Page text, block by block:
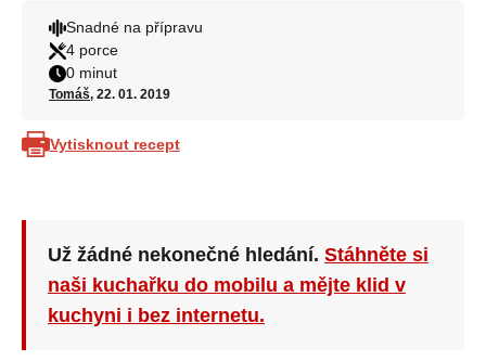
Snadné na přípravu
4 porce
0 minut
Tomáš, 22. 01. 2019
Vytisknout recept
Už žádné nekonečné hledání. Stáhněte si
naši kuchařku do mobilu a mějte klid v
kuchyni i bez internetu.